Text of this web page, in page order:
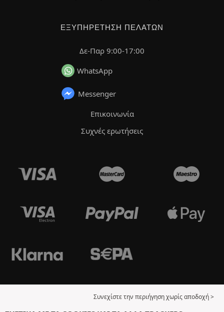
ΕΞΥΠΗΡΈΤΗΣΗ ΠΕΛΑΤΏΝ
Δε-Παρ 9:00-17:00
WhatsApp
Messenger
Επικοινωνία
Συχνές ερωτήσεις
Συνεχίστε την περιήγηση χωρίς αποδοχή >